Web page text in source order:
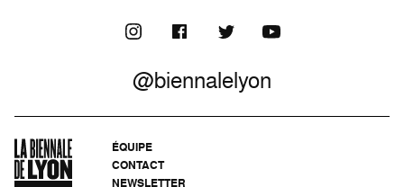
@biennalelyon
ÉQUIPE
CONTACT
NEWSLETTER